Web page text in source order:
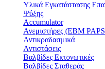
Υλικά Εγκατάστασης
Ψύξης
Accumulator
Ανεμιστήρες (ΕΒΜ
Αντικραδασμικά
Αντιστάσεις
Βαλβίδες Εκτονωτικές
Βαλβίδες Σταθεράς